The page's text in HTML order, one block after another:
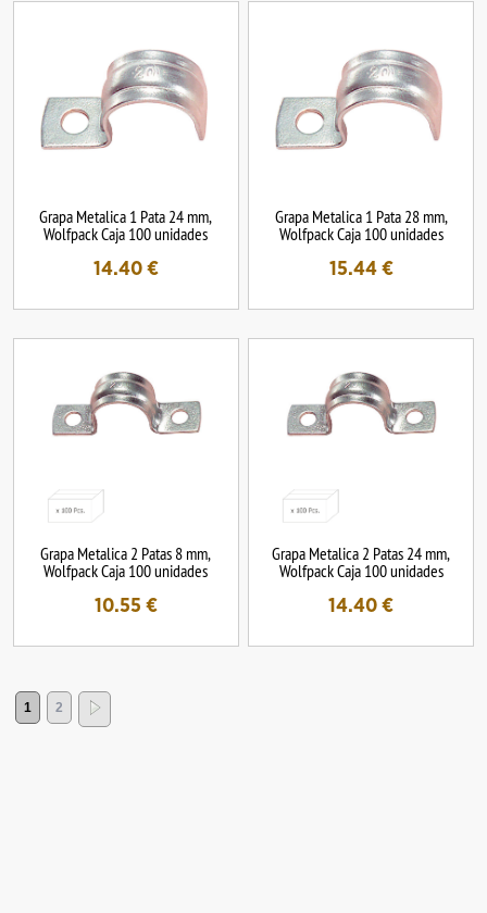
Grapa Metalica 1 Pata 24 mm,
Wolfpack Caja 100 unidades
14.40€
Grapa Metalica 1 Pata 28 mm,
Wolfpack Caja 100 unidades
15.44€
Grapa Metalica 2 Patas 8 mm,
Wolfpack Caja 100 unidades
10.55 €
Grapa Metalica 2 Patas 24 mm,
Wolfpack Caja 100 unidades
14.40 €
1 2